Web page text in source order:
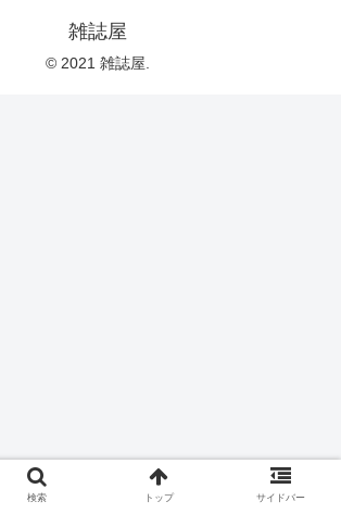
雑誌屋
© 2021 雑誌屋.
検索 トップ サイドバー